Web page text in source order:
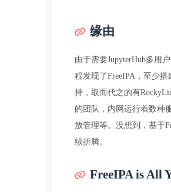
缘由
由于需要JupyterHub多用
程发现了FreeIPA，至少
持，取而代之的有
的团队，内网运行着数种
放管理等。没想到，基于
续折腾。
FreeIPA is All